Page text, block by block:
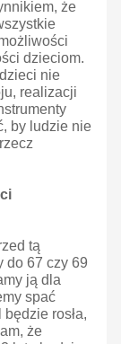
że
dzieciom.
nie
realizacji
by ludzie nie
tą
do 67 czy 69
ją dla
spać
rosła,
że